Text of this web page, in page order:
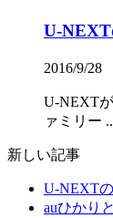
U-NEXT
2016/9/28
U-NEXT
ァミリー
新しい記事
U-NEXT
auひかり